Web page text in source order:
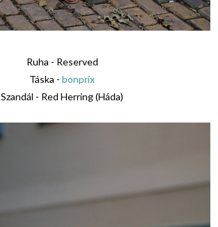
Ruha - Reserved
Táska - bonprix
Szandál - Red Herring (Háda)